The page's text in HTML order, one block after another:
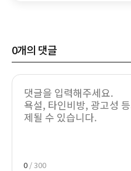
0개의 댓글
0 / 300